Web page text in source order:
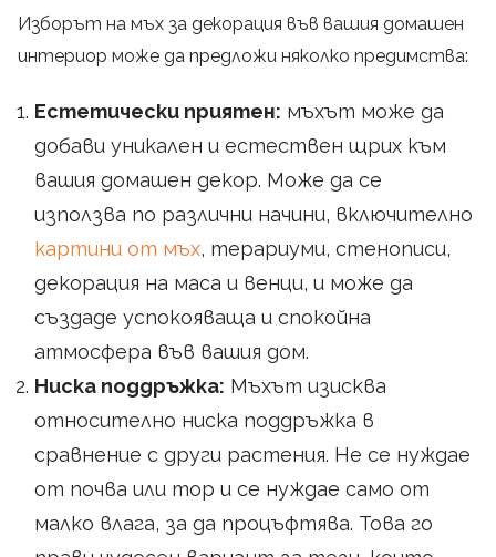
Изборът на мъх за декорация във вашия домашен
интериор може да предложи няколко предимства:
Естетически приятен: мъхът може да
добави уникален и естествен щрих към
вашия домашен декор. Може да се
използва по различни начини, включително
картини от мъх, терариуми, стенописи,
декорация на маса и венци, и може да
създаде успокояваща и спокойна
атмосфера във вашия дом.
Ниска поддръжка: Мъхът изисква
относително ниска поддръжка в
сравнение с други растения. Не се нуждае
от почва или тор и се нуждае само от
малко влага, за да процъфтява. Това го